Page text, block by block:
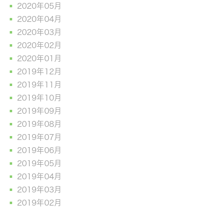
2020年05月
2020年04月
2020年03月
2020年02月
2020年01月
2019年12月
2019年11月
2019年10月
2019年09月
2019年08月
2019年07月
2019年06月
2019年05月
2019年04月
2019年03月
2019年02月